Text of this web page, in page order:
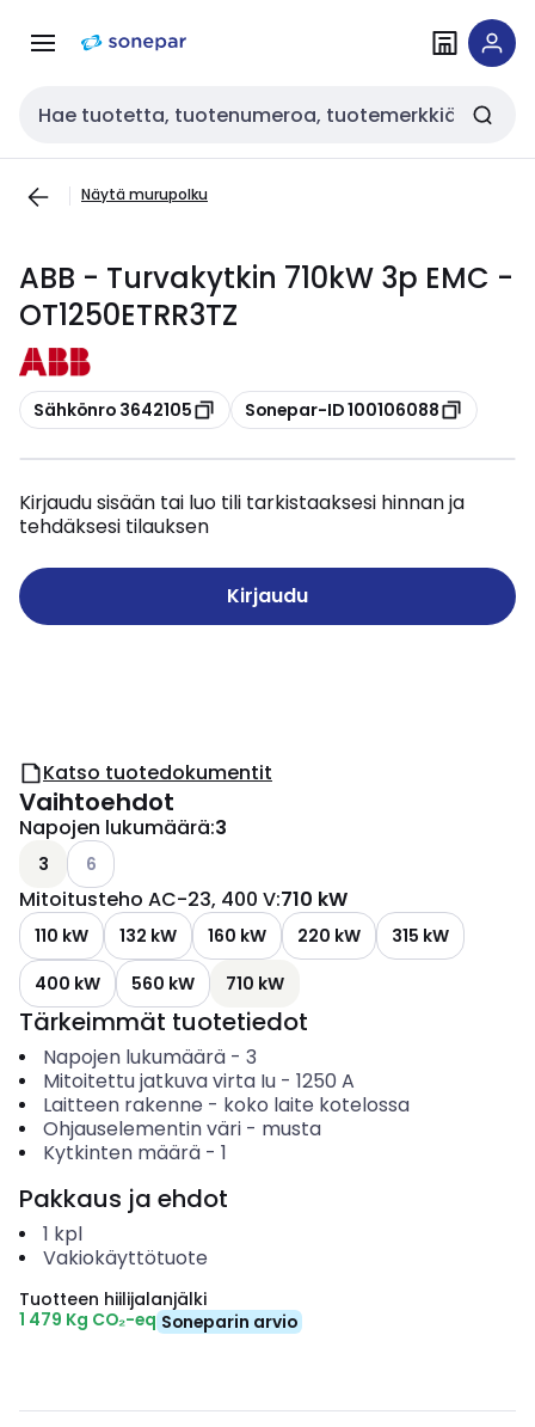
navigointiinsisältöön
Haku
Näytä murupolku
ABB - Turvakytkin 710kW 3p EMC -
OT1250ETRR3TZ
Kopioi
Sähkönro 3642105 Kopioi
Sonepar-ID 100106088
Kirjaudu sisään tai luo tili tarkistaaksesi hinnan ja
tehdäksesi tilauksen
Kirjaudu
Katso tuotedokumentit
Vaihtoehdot
Napojen lukumäärä:3
3 Katso käytettävissä olevat vaihtoehdot
6
Mitoitusteho AC-23, 400 V:710 kW
110 kW 132 kW 160 kW 220 kW
315 kW
400 kW
560 kW 710 kW
Tärkeimmät tuotetiedot
Napojen lukumäärä- 3
Mitoitettu jatkuva virta Iu- 1250 A
Laitteen rakenne - koko laite kotelossa
Ohjauselementin väri- musta
Kytkinten määrä- 1
Pakkaus ja ehdot
1 kpl
Vakiokäyttötuote
Tuotteen hiilijalanjälki
1 479 Kg CO₂-eq Soneparin arvio